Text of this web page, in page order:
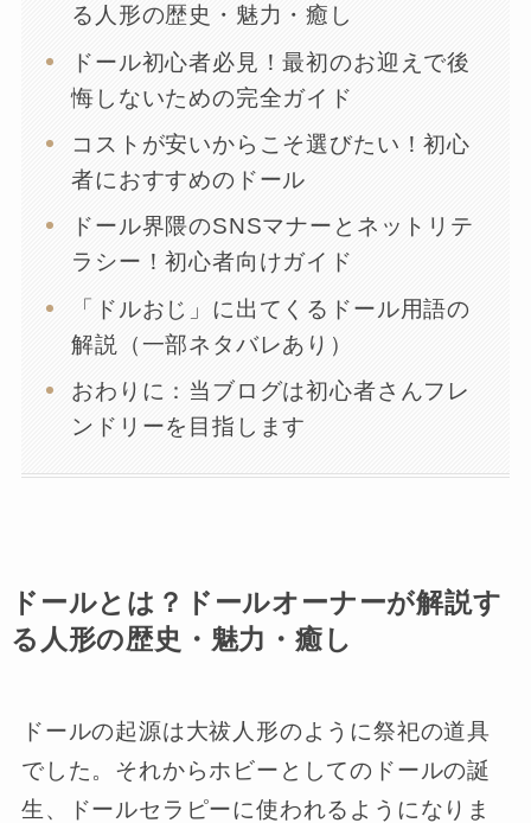
る人形の歴史・魅力・癒し
ドール初心者必見！最初のお迎えで後
悔しないための完全ガイド
コストが安いからこそ選びたい！初心
者におすすめのドール
ドール界隈のSNSマナーとネットリテ
ラシー！初心者向けガイド
「ドルおじ」に出てくるドール用語の
解説（一部ネタバレあり）
おわりに：当ブログは初心者さんフレ
ンドリーを目指します
ドールとは？ドールオーナーが解説す
る人形の歴史・魅力・癒し
ドールの起源は大祓人形のように祭祀の道具
でした。それからホビーとしてのドールの誕
生、ドールセラピーに使われるようになりま